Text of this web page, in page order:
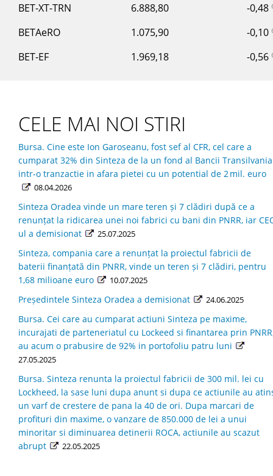
BET-XT-TRN 6.888,80 -0,48
BETAeRO
1.075,90 -0,10
BET-EF
1.969,18 -0,56
CELE MAI NOI STIRI
Bursa. Cine este Ion Garoseanu, fost sef al CFR, cel care a
cumparat 32% din Sinteza de la un fond al Bancii Transilvania
intr-o tranzactie in afara pietei cu un potential de 2 mil. euro
08.04.2026
Sinteza Oradea vinde un mare teren și 7 clădiri după ce a
renunțat la ridicarea unei noi fabrici cu bani din PNRR, iar
ul a demisionat
25.07.2025
Sinteza, compania care a renunțat la proiectul fabricii de
baterii finanțată din PNRR, vinde un teren și 7 clădiri, pentru
1,68 milioane euro
10.07.2025
Președintele Sinteza Oradea a demisionat 24.06.2025
Bursa. Cei care au cumparat actiuni Sinteza pe maxime,
incurajati de parteneriatul cu Lockeed si finantarea prin
au acum o prabusire de 92% in portofoliu patru luni
27.05.2025
Bursa. Sinteza renunta la proiectul fabricii de 300 mil. lei cu
Lockheed, la sase luni dupa anunt si dupa ce actiunile au
un varf de crestere de pana la 40 de ori. Dupa marcari de
profituri din maxime, o vanzare de 850.000 de lei a unui
minoritar si diminuarea detinerii ROCA, actiunile au scazut
abrupt
22.05.2025